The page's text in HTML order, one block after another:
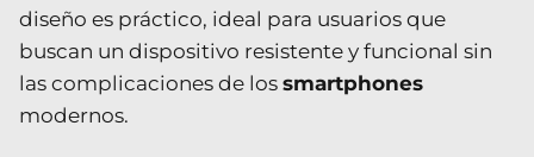
diseño es práctico, ideal para usuarios que
buscan un dispositivo resistente y funcional sin
las complicaciones de los smartphones
modernos.